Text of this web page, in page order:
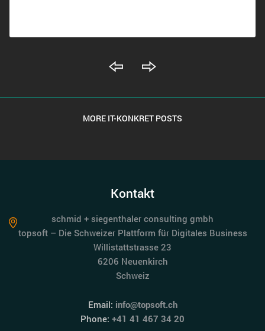
MORE IT-KONKRET POSTS
Kontakt
schmid + siegenthaler consulting gmbh
topsoft – Die Schweizer Plattform für Digitales Business
Willistattstrasse 23
6206 Neuenkirch
Schweiz
Email: info@topsoft.ch
Phone: +41 41 467 34 20